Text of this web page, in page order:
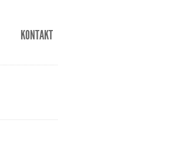
KONTAKT